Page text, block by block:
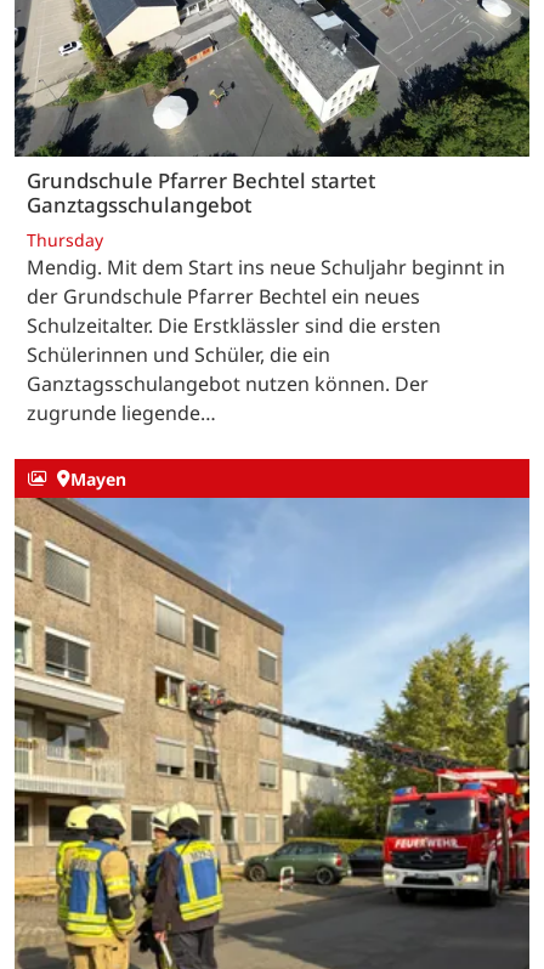
Grundschule Pfarrer Bechtel startet
Ganztagsschulangebot
Thursday
Mendig. Mit dem Start ins neue Schuljahr beginnt in
der Grundschule Pfarrer Bechtel ein neues
Schulzeitalter. Die Erstklässler sind die ersten
Schülerinnen und Schüler, die ein
Ganztagsschulangebot nutzen können. Der
zugrunde liegende…
Mayen